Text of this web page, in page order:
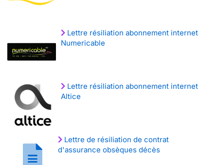
Lettre résiliation abonnement internet
Numericable
Lettre résiliation abonnement internet
Altice
Lettre de résiliation de contrat
d'assurance obsèques décès